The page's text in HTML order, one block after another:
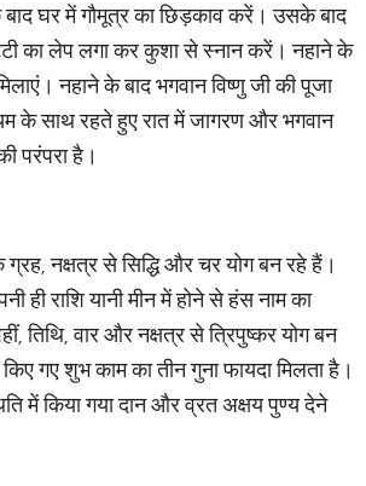
घर में गौमूत्र का छिड़काव करें। उसके बाद
का लेप लगा कर कुशा से स्नान करें। नहाने के
नहाने के बाद भगवान विष्णु जी की पूजा
के साथ रहते हुए रात में जागरण और भगवान
परंपरा है।
नक्षत्र से सिद्धि और चर योग बन रहे हैं।
ही राशि यानी मीन में होने से हंस नाम का
तिथि, वार और नक्षत्र से त्रिपुष्कर योग बन
गए शुभ काम का तीन गुना फायदा मिलता है।
में किया गया दान और व्रत अक्षय पुण्य देने